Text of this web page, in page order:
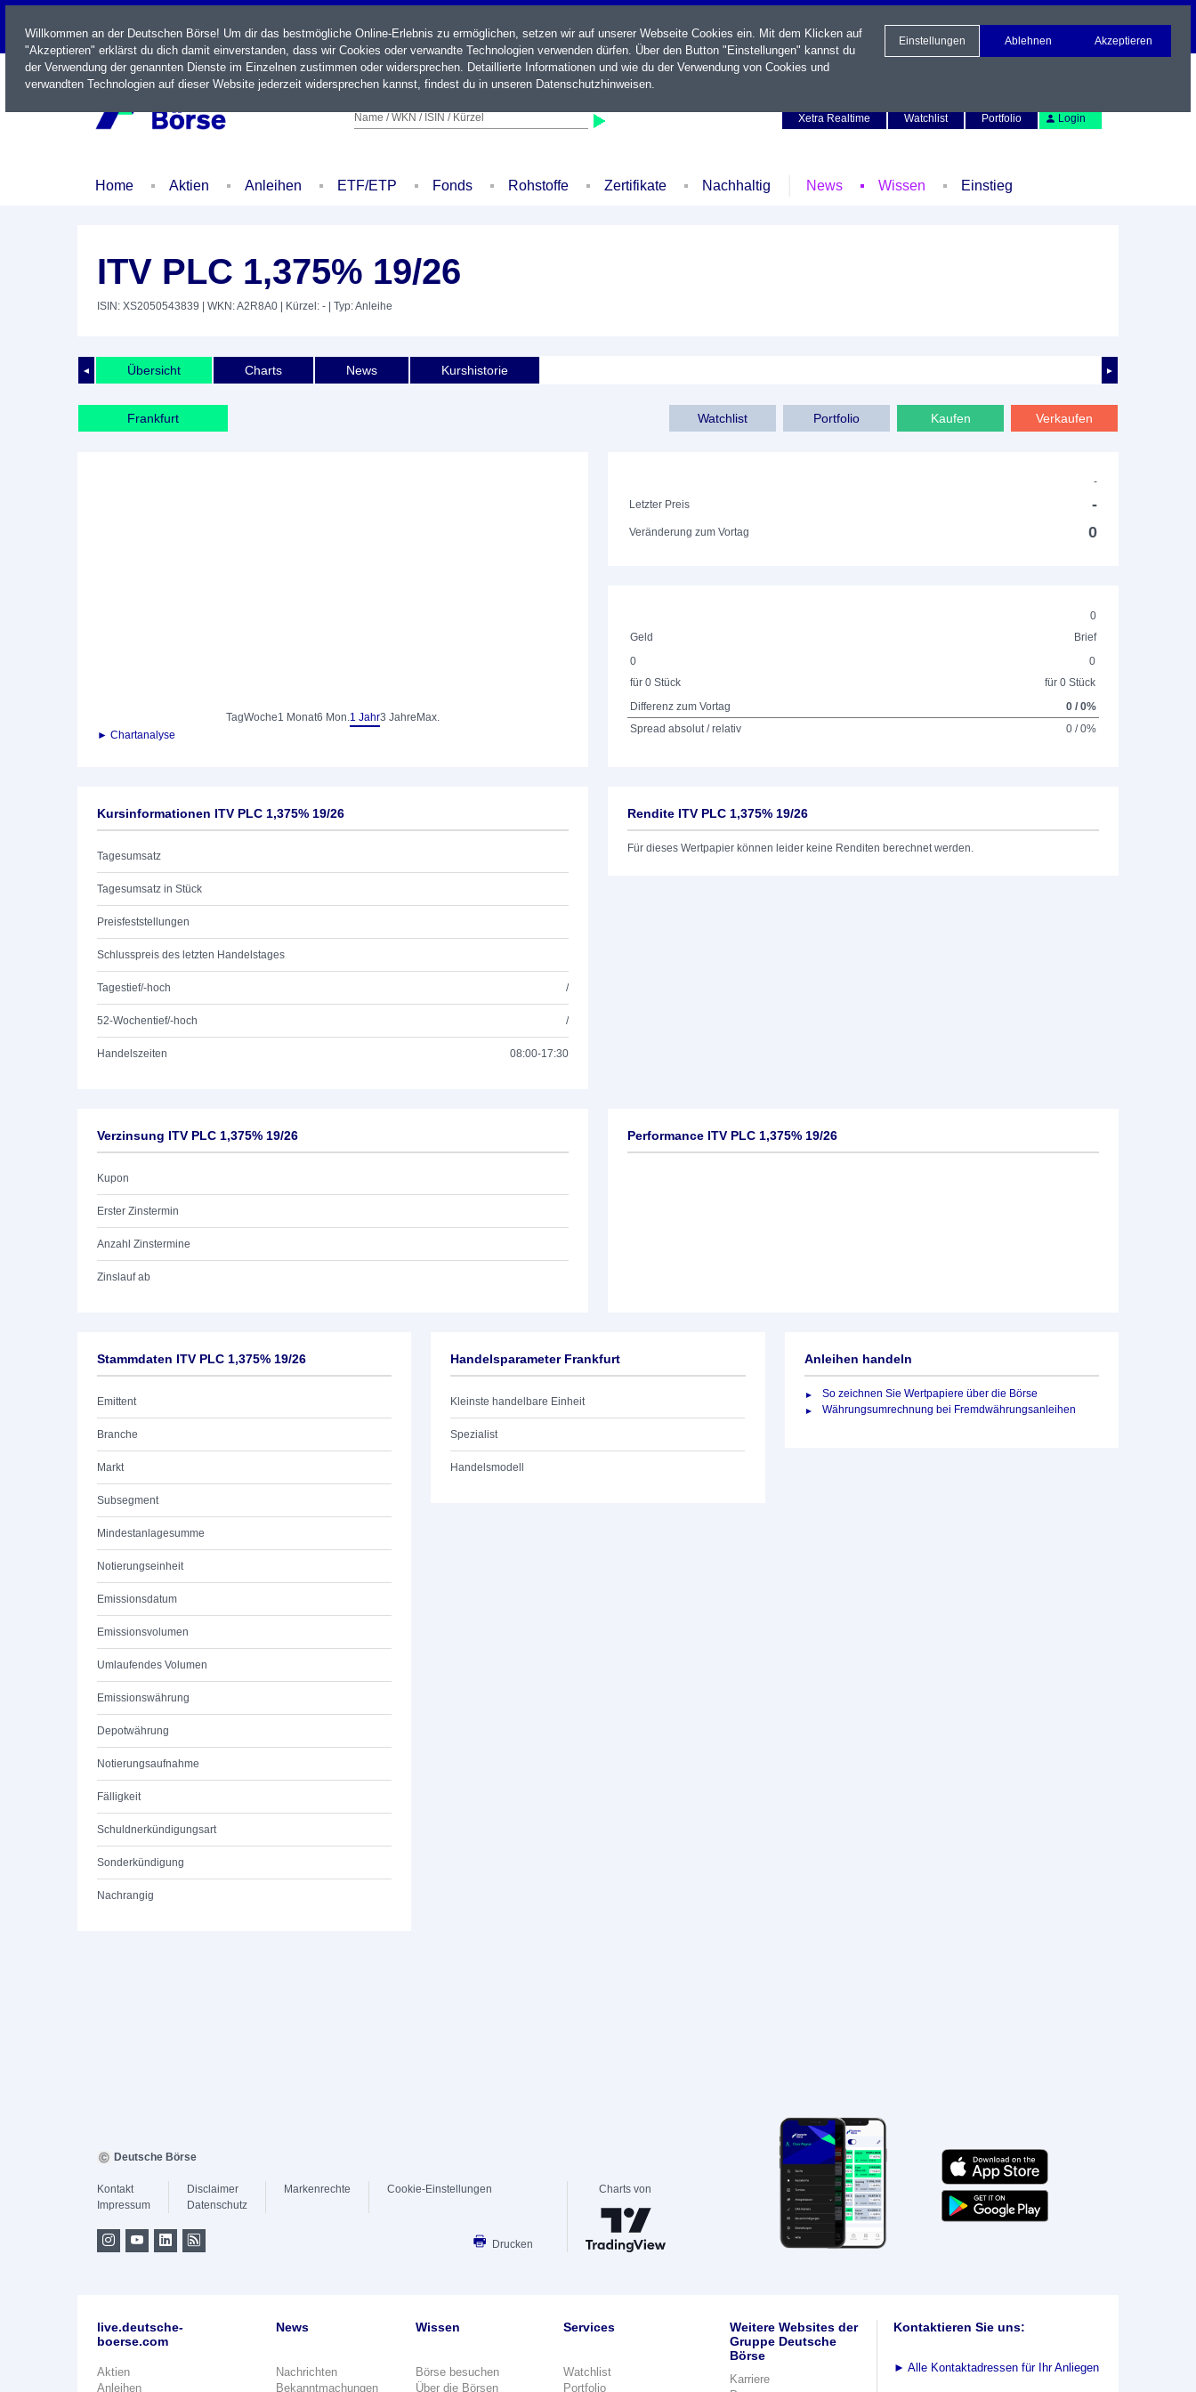
LIVE
Name / WKN / ISIN / Kürzel
Xetra Realtime
Watchlist Portfolio Login
Home Aktien Anleihen ETF/ETP Fonds Rohstoffe Zertifikate Nachhaltig News Wissen Einstieg
ITV PLC 1,375% 19/26
ISIN: XS2050543839 | WKN: A2R8A0 | Kürzel: - | Typ: Anleihe
◄ ►
Übersicht Charts News Kurshistorie
Frankfurt Verkaufen
Kaufen
Portfolio
Watchlist
TagWoche1 Monat6 Mon.1 Jahr3 Jahre Max.
► Chartanalyse
-
Letzter Preis
-
Veränderung zum Vortag 0
0
Geld
Brief
0
für 0 Stück
0
für 0 Stück
Differenz zum Vortag
0 / 0%
Spread absolut / relativ
0 / 0%
Kursinformationen ITV PLC 1,375% 19/26
Tagesumsatz
Tagesumsatz in Stück
Preisfeststellungen
Schlusspreis des letzten Handelstages
Tagestief/-hoch /
52-Wochentief/-hoch /
Handelszeiten 08:00-17:30
Rendite ITV PLC 1,375% 19/26
Für dieses Wertpapier können leider keine Renditen berechnet werden.
Verzinsung ITV PLC 1,375% 19/26
Kupon
Erster Zinstermin
Anzahl Zinstermine
Zinslauf ab
Performance ITV PLC 1,375% 19/26
Stammdaten ITV PLC 1,375% 19/26
Emittent
Branche
Markt
Subsegment
Mindestanlagesumme
Notierungseinheit
Emissionsdatum
Emissionsvolumen
Umlaufendes Volumen
Emissionswährung
Depotwährung
Notierungsaufnahme
Fälligkeit
Schuldnerkündigungsart
Sonderkündigung
Nachrangig
Handelsparameter Frankfurt
Kleinste handelbare Einheit
Spezialist
Handelsmodell
Anleihen handeln
So zeichnen Sie Wertpapiere über die Börse
Währungsumrechnung bei Fremdwährungsanleihen
Willkommen an der Deutschen Börse! Um dir das bestmögliche Online-Erlebnis zu ermöglichen, setzen wir auf unserer Webseite Cookies ein. Mit dem Klicken auf
"Akzeptieren" erklärst du dich damit einverstanden, dass wir Cookies oder verwandte Technologien verwenden dürfen. Über den Button "Einstellungen" kannst du
der Verwendung der genannten Dienste im Einzelnen zustimmen oder widersprechen. Detaillierte Informationen und wie du der Verwendung von Cookies und
verwandten Technologien auf dieser Website jederzeit widersprechen kannst, findest du in unseren Datenschutzhinweisen.
Einstellungen Ablehnen Akzeptieren
Deutsche Börse
Kontakt
Impressum
Disclaimer
Datenschutz
Markenrechte Cookie-Einstellungen
Drucken
Charts von
live.deutsche-
boerse.com
Aktien
Anleihen
News
Nachrichten
Bekanntmachungen
Wissen
Börse besuchen
Über die Börsen
Services
Watchlist
Portfolio
Weitere Websites der
Gruppe Deutsche
Börse
Karriere
Kontaktieren Sie uns:
► Alle Kontaktadressen für Ihr Anliegen